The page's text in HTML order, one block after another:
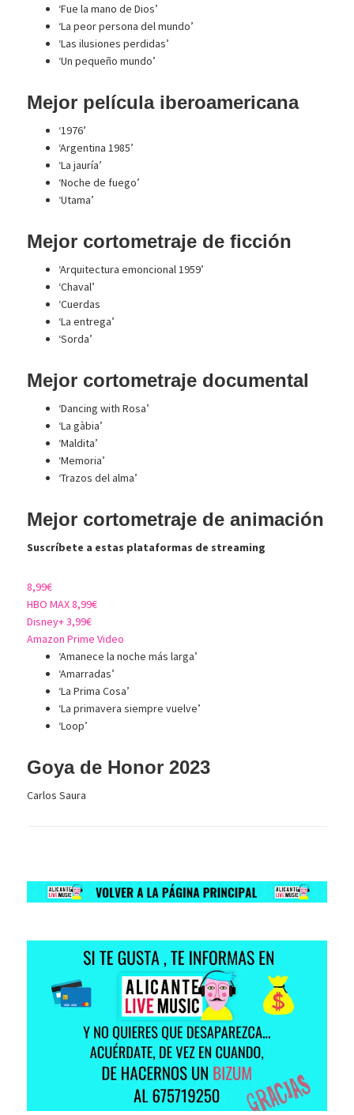
‘Fue la mano de Dios’
‘La peor persona del mundo’
‘Las ilusiones perdidas’
‘Un pequeño mundo’
Mejor película iberoamericana
‘1976’
‘Argentina 1985’
‘La jauría’
‘Noche de fuego’
‘Utama’
Mejor cortometraje de ficción
‘Arquitectura emoncional 1959’
‘Chaval’
‘Cuerdas
‘La entrega’
‘Sorda’
Mejor cortometraje documental
‘Dancing with Rosa’
‘La gàbia’
‘Maldita’
‘Memoria’
‘Trazos del alma’
Mejor cortometraje de animación
Suscríbete a estas plataformas de streaming
8,99€
HBO MAX8,99€
Disney+3,99€
Amazon Prime Video
‘Amanece la noche más larga’
‘Amarradas’
‘La Prima Cosa’
‘La primavera siempre vuelve’
‘Loop’
Goya de Honor 2023
Carlos Saura